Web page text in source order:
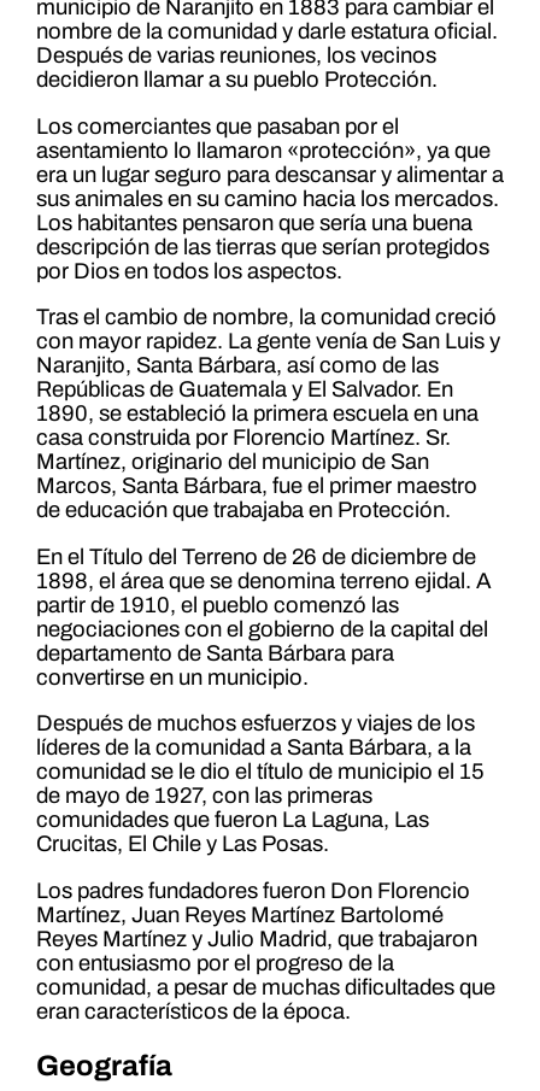
municipio de Naranjito en 1883 para cambiar el
nombre de la comunidad y darle estatura oficial.
Después de varias reuniones, los vecinos
decidieron llamar a su pueblo Protección.
Los comerciantes que pasaban por el
asentamiento lo llamaron «protección», ya que
era un lugar seguro para descansar y alimentar a
sus animales en su camino hacia los mercados.
Los habitantes pensaron que sería una buena
descripción de las tierras que serían protegidos
por Dios en todos los aspectos.
Tras el cambio de nombre, la comunidad creció
con mayor rapidez. La gente venía de San Luis y
Naranjito, Santa Bárbara, así como de las
Repúblicas de Guatemala y El Salvador. En
1890, se estableció la primera escuela en una
casa construida por Florencio Martínez. Sr.
Martínez, originario del municipio de San
Marcos, Santa Bárbara, fue el primer maestro
de educación que trabajaba en Protección.
En el Título del Terreno de 26 de diciembre de
1898, el área que se denomina terreno ejidal. A
partir de 1910, el pueblo comenzó las
negociaciones con el gobierno de la capital del
departamento de Santa Bárbara para
convertirse en un municipio.
Después de muchos esfuerzos y viajes de los
líderes de la comunidad a Santa Bárbara, a la
comunidad se le dio el título de municipio el 15
de mayo de 1927, con las primeras
comunidades que fueron La Laguna, Las
Crucitas, El Chile y Las Posas.
Los padres fundadores fueron Don Florencio
Martínez, Juan Reyes Martínez Bartolomé
Reyes Martínez y Julio Madrid, que trabajaron
con entusiasmo por el progreso de la
comunidad, a pesar de muchas dificultades que
eran característicos de la época.
Geografía